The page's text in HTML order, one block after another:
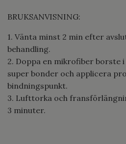
BRUKSANVISNING:
1. Vänta minst 2 min efter
behandling.
2. Doppa en mikrofiber borste
super bonder och applicera
bindningspunkt.
3. Lufttorka och
3 minuter.